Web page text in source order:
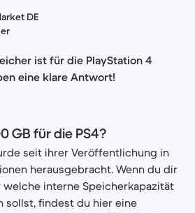
DE
ist für die PlayStation 4
eine klare Antwort!
GB für die PS4?
seit ihrer Veröffentlichung in
herausgebracht. Wenn du dir
interne Speicherkapazität
sollst, findest du hier eine